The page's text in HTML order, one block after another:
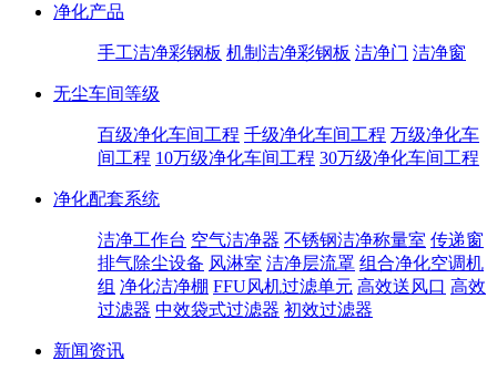
净化产品
手工洁净彩钢板 机制洁净彩钢板 洁净门 洁净窗
无尘车间等级
百级净化车间工程 千级净化车间工程 万级净化车
间工程 10万级净化车间工程 30万级净化车间工程
净化配套系统
洁净工作台 空气洁净器 不锈钢洁净称量室 传递窗
排气除尘设备 风淋室 洁净层流罩 组合净化空调机
组 净化洁净棚 FFU风机过滤单元 高效送风口 高效
过滤器 中效袋式过滤器 初效过滤器
新闻资讯